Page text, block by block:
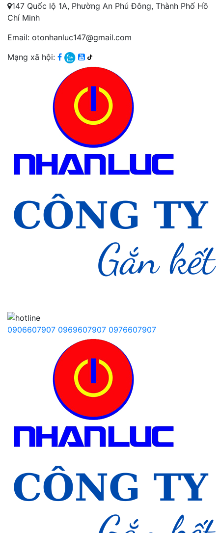
147 Quốc lộ 1A, Phường An Phú Đông, Thành Phố Hồ
Chí Minh
Email: otonhanluc147@gmail.com
Mạng xã hội:
0906607907 0969607907 0976607907